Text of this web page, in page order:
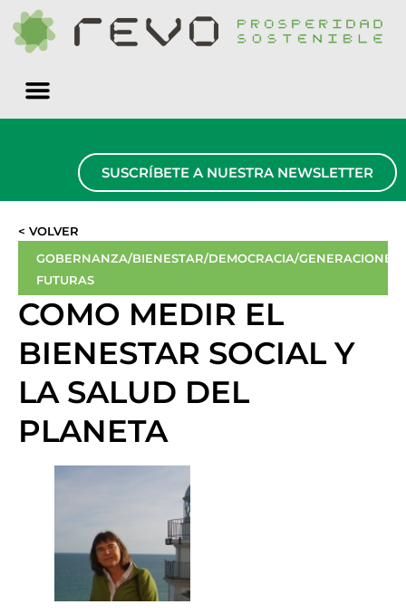
SUSCRÍBETE A NUESTRA NEWSLETTER
< VOLVER
GOBERNANZA/BIENESTAR/DEMOCRACIA/GENERACIONES
FUTURAS
COMO MEDIR EL
BIENESTAR SOCIAL Y
LA SALUD DEL
PLANETA